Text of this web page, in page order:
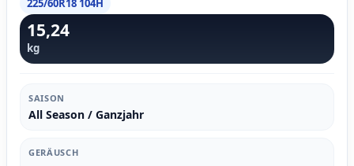
225/60R18 104H
15,24
kg
SAISON
All Season / Ganzjahr
GERÄUSCH